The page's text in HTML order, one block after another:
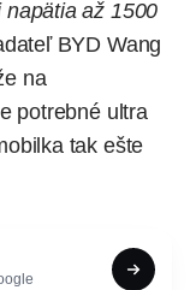
až 1500
BYD Wang
na
potrebné ultra
tak ešte